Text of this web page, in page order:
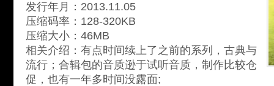
发行年月：2013.11.05
压缩码率：128-320KB
压缩大小：46MB
相关介绍：有点时间续上了之前的系列，古典与
流行；合辑包的音质逊于试听音质，制作比较仓
促，也有一年多时间没露面;